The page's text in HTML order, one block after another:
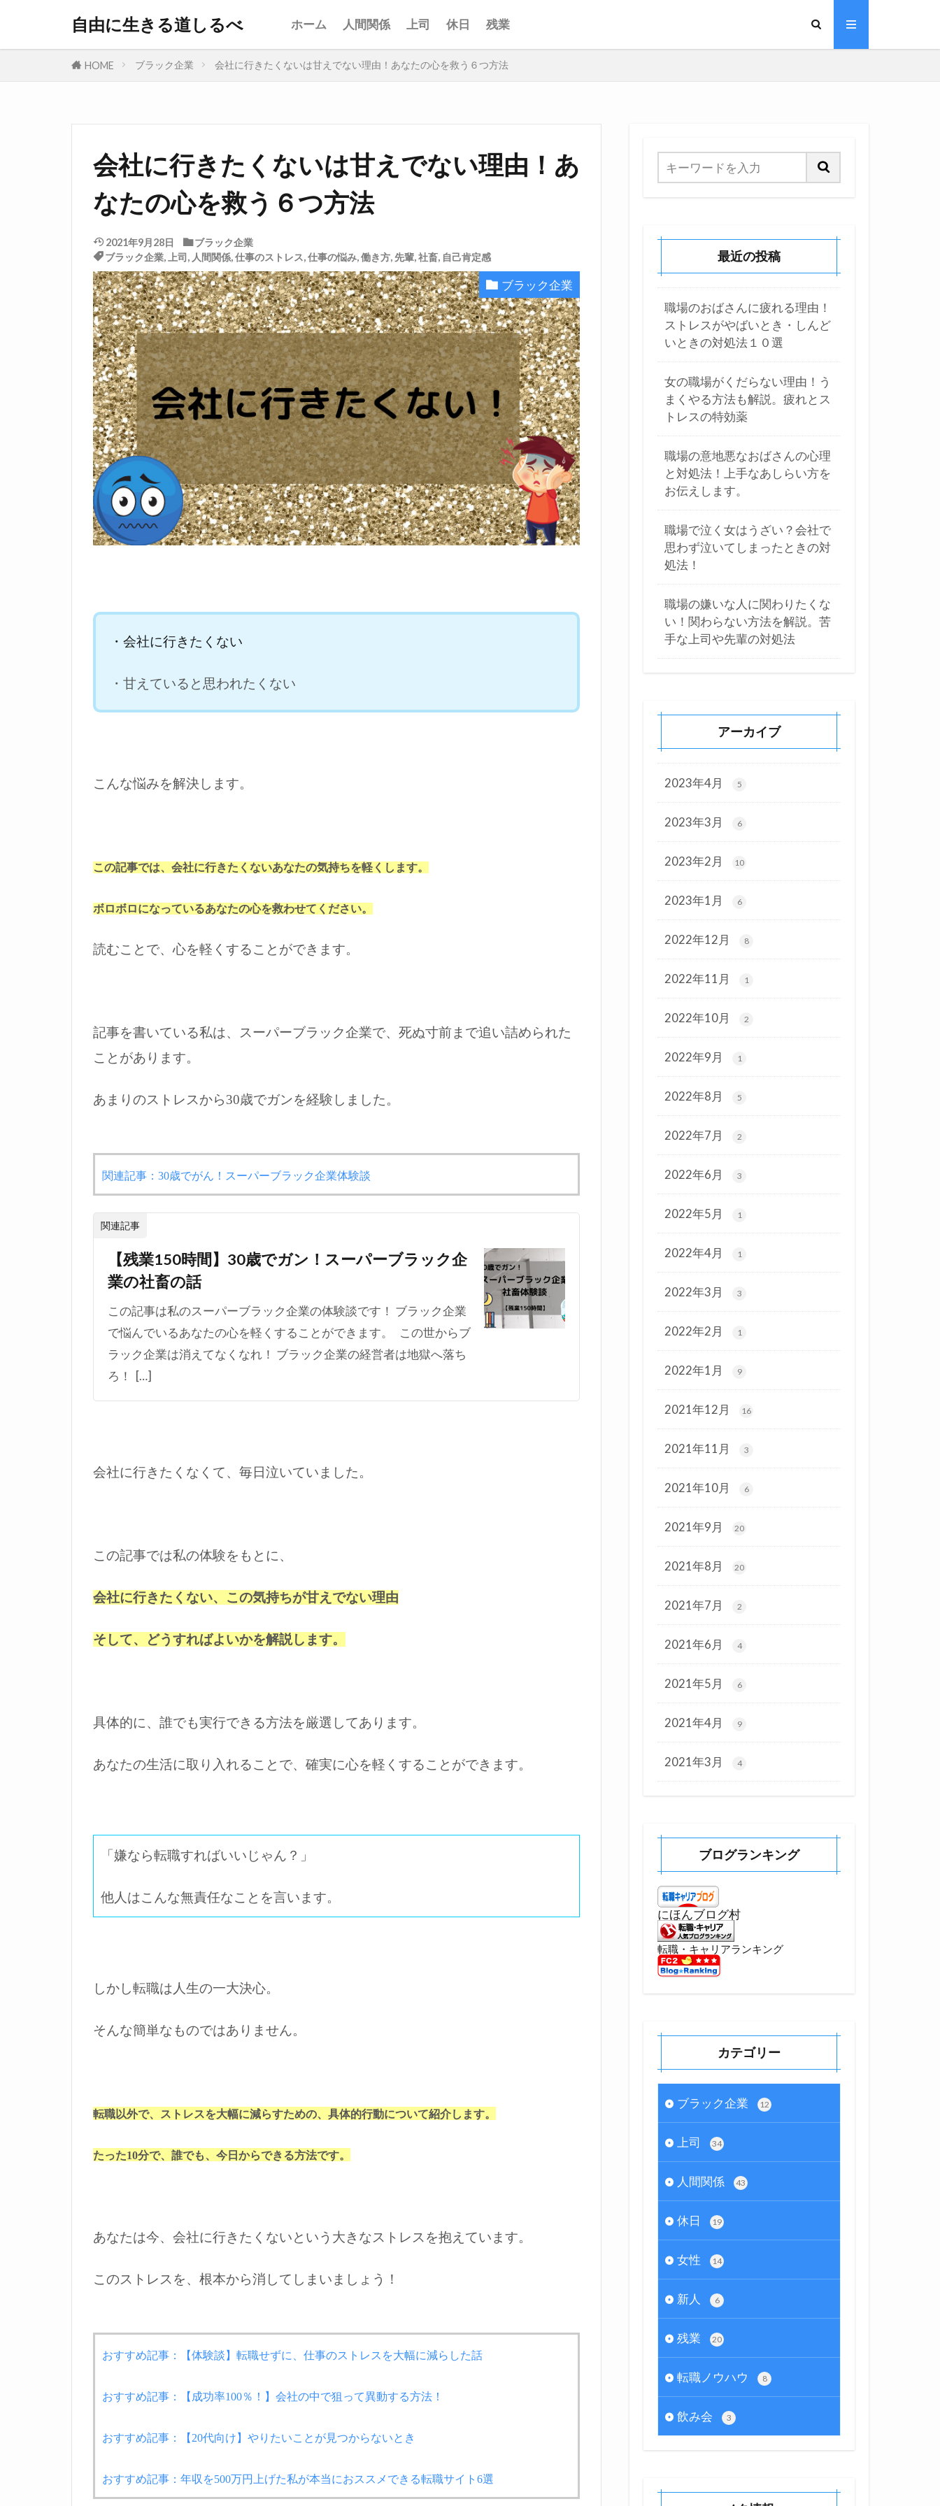
自由に生きる道しるべ ホーム 人間関係 上司 休日 残業
HOME ブラック企業 会社に行きたくないは甘えでない理由！あなたの心を救う６つ方法
会社に行きたくないは甘えでない理由！あ
なたの心を救う６つ方法
2021年9月28日
ブラック企業
ブラック企業, 上司, 人間関係,仕事のストレス,仕事の悩み,働き方, 先輩,社畜, 自己肯定感
ブラック企業
・会社に行きたくない
・甘えていると思われたくない
こんな悩みを解決します。
この記事では、会社に行きたくないあなたの気持ちを軽くします。
ボロボロになっているあなたの心を救わせてください。
読むことで、心を軽くすることができます。
記事を書いている私は、スーパーブラック企業で、死ぬ寸前まで追い詰められた
ことがあります。
あまりのストレスから30歳でガンを経験しました。
関連記事：30歳でがん！スーパーブラック企業体験談
関連記事
【残業150時間】30歳でガン！スーパーブラック企
業の社畜の話
この記事は私のスーパーブラック企業の体験談です！ ブラック企業
で悩んでいるあなたの心を軽くすることができます。 この世からブ
ラック企業は消えてなくなれ！ ブラック企業の経営者は地獄へ落ち
ろ！ […]
会社に行きたくなくて、毎日泣いていました。
この記事では私の体験をもとに、
会社に行きたくない、この気持ちが甘えでない理由
そして、どうすればよいかを解説します。
具体的に、誰でも実行できる方法を厳選してあります。
あなたの生活に取り入れることで、確実に心を軽くすることができます。
「嫌なら転職すればいいじゃん？」
他人はこんな無責任なことを言います。
しかし転職は人生の一大決心。
そんな簡単なものではありません。
転職以外で、ストレスを大幅に減らすための、具体的行動について紹介します。
たった10分で、誰でも、今日からできる方法です。
あなたは今、会社に行きたくないという大きなストレスを抱えています。
このストレスを、根本から消してしまいましょう！
おすすめ記事：【体験談】転職せずに、仕事のストレスを大幅に減らした話
おすすめ記事：【成功率100％！】会社の中で狙って異動する方法！
おすすめ記事：【20代向け】やりたいことが見つからないとき
おすすめ記事：年収を500万円上げた私が本当におススメできる転職サイト6選
最近の投稿
職場のおばさんに疲れる理由！
ストレスがやばいとき・しんど
いときの対処法１０選
女の職場がくだらない理由！う
まくやる方法も解説。疲れとス
トレスの特効薬
職場の意地悪なおばさんの心理
と対処法！上手なあしらい方を
お伝えします。
職場で泣く女はうざい？会社で
思わず泣いてしまったときの対
処法！
職場の嫌いな人に関わりたくな
い！関わらない方法を解説。苦
手な上司や先輩の対処法
アーカイブ
2023年4月 5
2023年3月 6
2023年2月 10
2023年1月 6
2022年12月 8
2022年11月 1
2022年10月 2
2022年9月 1
2022年8月 5
2022年7月 2
2022年6月 3
2022年5月 1
2022年4月 1
2022年3月 3
2022年2月 1
2022年1月 9
2021年12月 16
2021年11月 3
2021年10月 6
2021年9月 20
2021年8月 20
2021年7月 2
2021年6月 4
2021年5月 6
2021年4月 9
2021年3月 4
ブログランキング
にほんブログ村
転職・キャリアランキング
カテゴリー
ブラック企業 12
上司 34
人間関係 43
休日 19
女性 14
新人 6
残業 20
転職ノウハウ 8
飲み会 3